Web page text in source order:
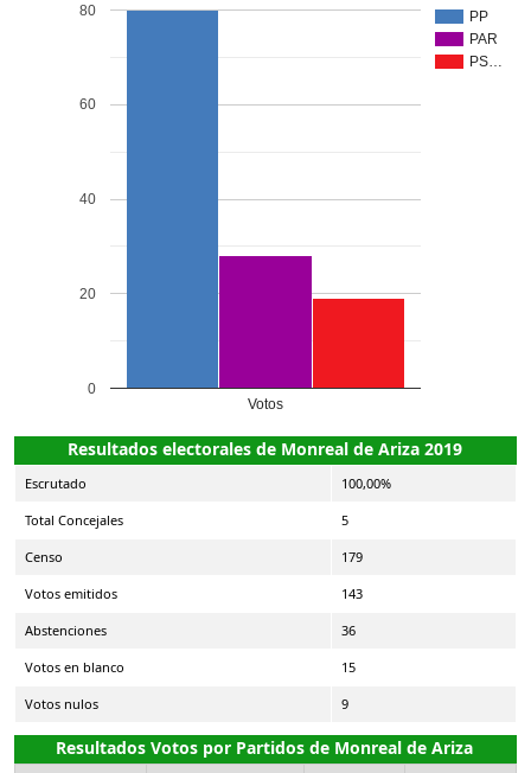
PP
PAR
PS…
Votos
0
20
40
60
80
Resultados electorales de Monreal de Ariza 2019
Escrutado 100,00%
Total Concejales 5
Censo 179
Votos emitidos 143
Abstenciones 36
Votos en blanco 15
Votos nulos 9
Resultados Votos por Partidos de Monreal de Ariza